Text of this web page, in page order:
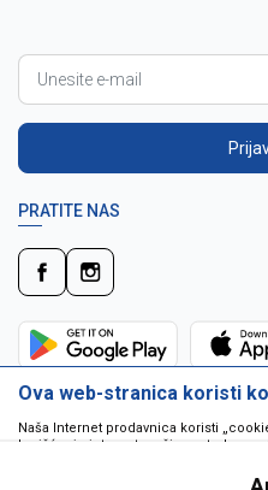
PRATITE NAS
Ova web-stranica koristi
Naša Internet prodavnica koristi
korišćenje interneta vašim
da pokrenu program ili da isporuče